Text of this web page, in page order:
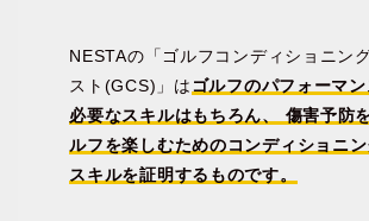
NESTAの「ゴルフコンディショニン
スト(GCS)」は ゴルフのパフォーマ
必要なスキルはもちろん、 傷害予防
ルフを楽しむためのコンディショニ
スキルを証明するものです。